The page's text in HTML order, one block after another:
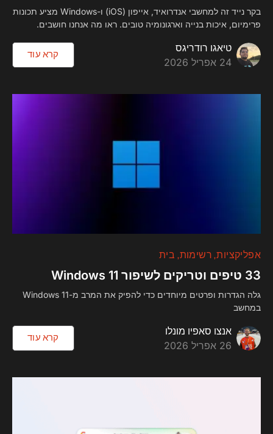
בקר נייד זה למחשבי אנדרואיד, אייפון (iOS) ו-Windows מציע תכונות
פרימיום, איכות בנייה וארגונומיה טובים. ראו מה אנחנו חושבים.
טיאגו רודריגס
24 אפריל 2026
קרא עוד
אפליקציות רשימות בית
33 טיפים וטריקים לשיפור Windows 11
גלה הגדרות ופרטים מיוחדים כדי להפיק את המרב מ-Windows 11
במחשב
אנצו סאפיו מונלו
26 אפריל 2026
קרא עוד